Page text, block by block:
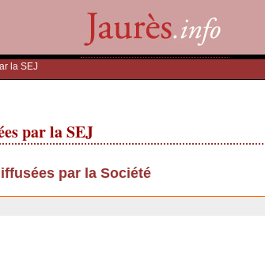
la SEJ
par la SEJ
par la Société